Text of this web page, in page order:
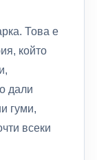
Това е
който
дали
гуми,
всеки